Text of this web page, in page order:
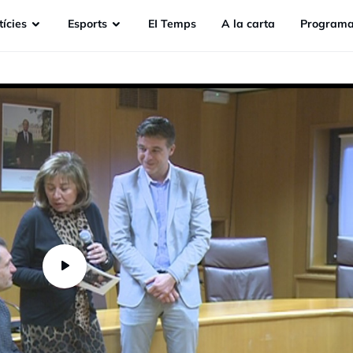
Esports EI Temps A la carta